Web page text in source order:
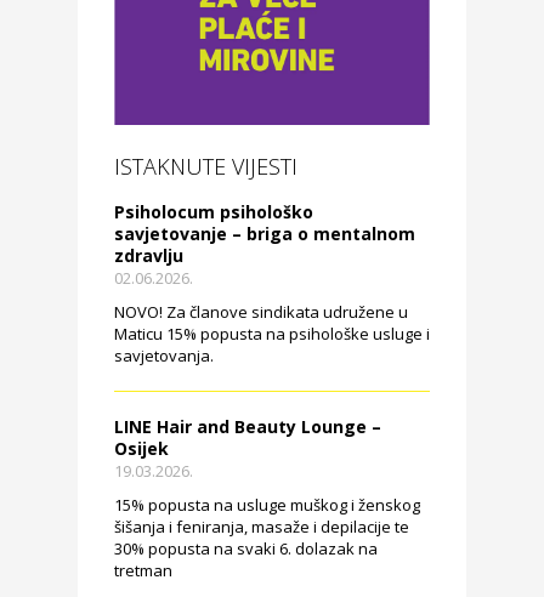
ISTAKNUTE VIJESTI
Psiholocum psihološko
savjetovanje – briga o mentalnom
zdravlju
02.06.2026.
NOVO! Za članove sindikata udružene u
Maticu 15% popusta na psihološke usluge i
savjetovanja.
LINE Hair and Beauty Lounge –
Osijek
19.03.2026.
15% popusta na usluge muškog i ženskog
šišanja i feniranja, masaže i depilacije te
30% popusta na svaki 6. dolazak na
tretman